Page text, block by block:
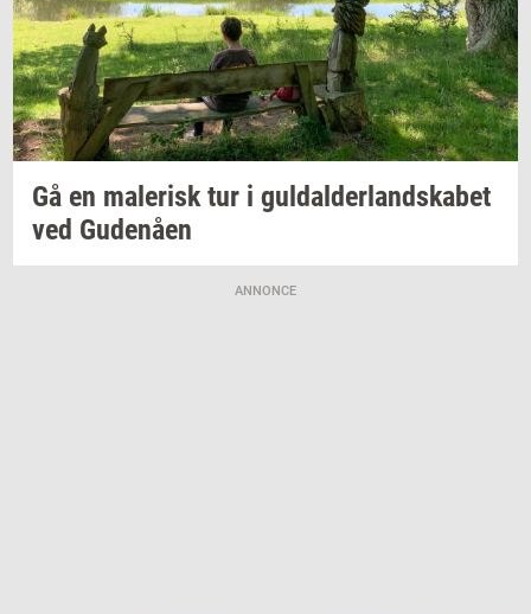
Gå en ma­le­risktur i gul­dal­der­land­ska­bet
ved Gu­denå­en
ANNONCE